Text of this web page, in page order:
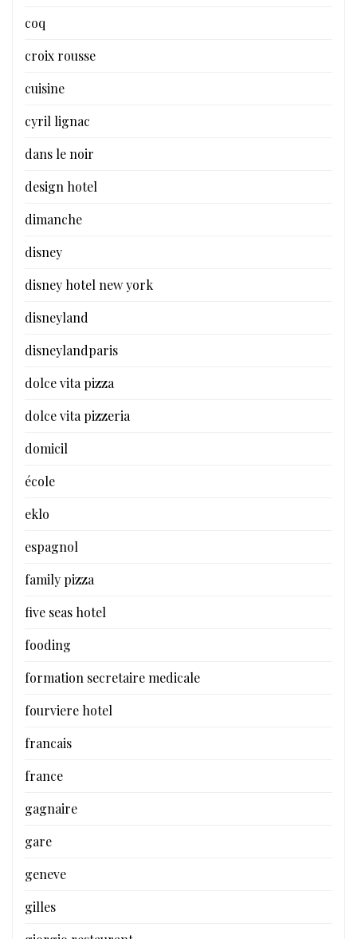
coq
croix rousse
cuisine
cyril lignac
dans le noir
design hotel
dimanche
disney
disney hotel new york
disneyland
disneylandparis
dolce vita pizza
dolce vita pizzeria
domicil
école
eklo
espagnol
family pizza
five seas hotel
fooding
formation secretaire medicale
fourviere hotel
francais
france
gagnaire
gare
geneve
gilles